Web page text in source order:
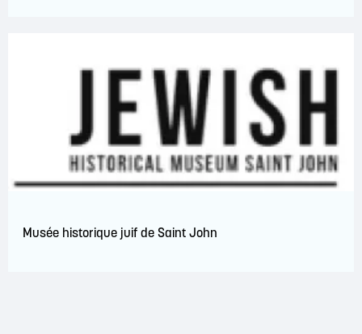
Musée historique juif de Saint John